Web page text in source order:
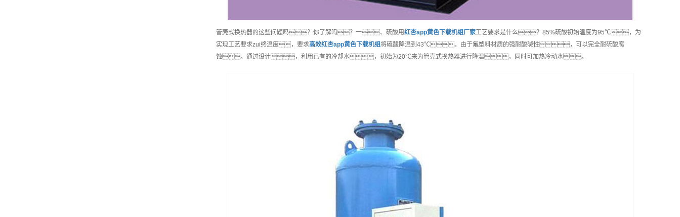
管壳式换热器的这些问题吗？你了解吗？一、硫酸用红杏app黄色下载机组厂家工艺要求是什么？85%硫酸初始温度为95℃，为
实现工艺要求zui终温度，要求高效红杏app黄色下载机组将硫酸降温到43℃。由于氟塑料材质的强耐酸碱性，可以完全耐硫酸腐
蚀。通过设计，利用已有的冷却水，初始为20℃来为管壳式换热器进行降温，同时可加热冷动水。